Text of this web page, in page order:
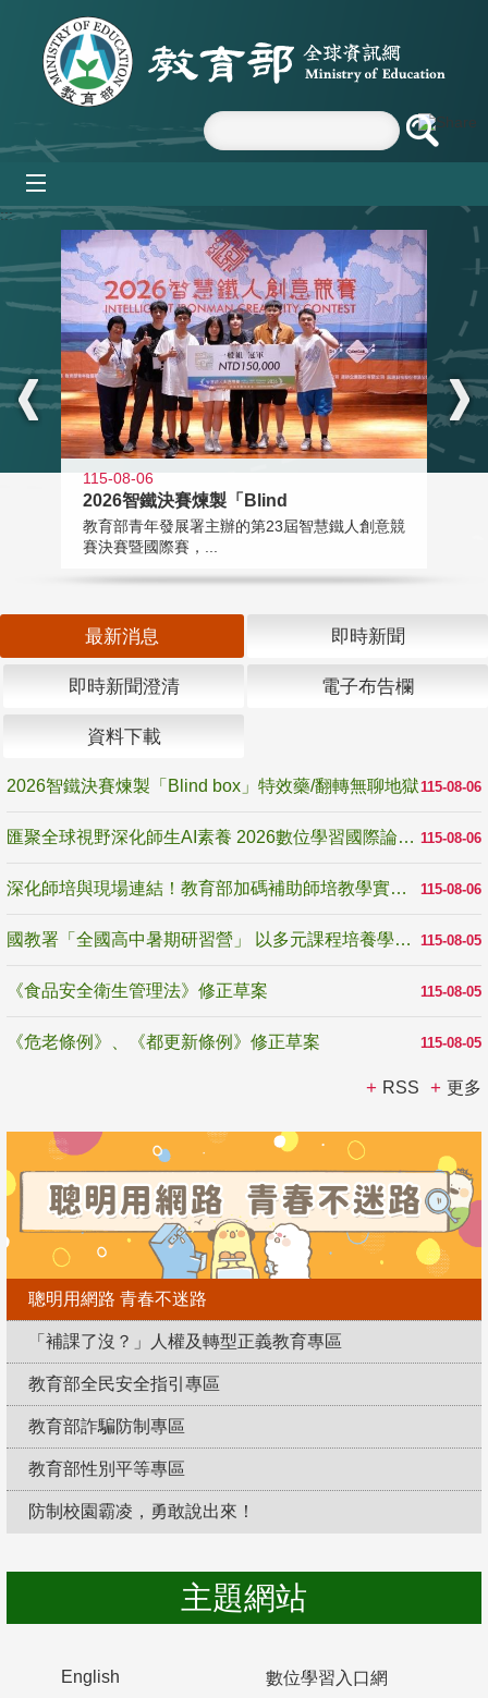
跳到主要內容區塊
:::
115-08-06
2026智鐵決賽煉製「Blind
教育部青年發展署主辦的第23屆智慧鐵人創意競
賽決賽暨國際賽，...
最新消息 即時新聞
即時新聞澄清 電子布告欄
資料下載
115-08-06
2026智鐵決賽煉製「Blind box」特效藥/翻轉無聊地獄
115-08-06
匯聚全球視野深化師生AI素養 2026數位學習國際論壇高雄登場
115-08-06
深化師培與現場連結！教育部加碼補助師培教學實踐研究 10月師培國際研討會交流教學實踐經驗
115-08-05
國教署「全國高中暑期研習營」 以多元課程培養學生瞭解誠信專業與倫理價值
115-08-05
《食品安全衛生管理法》修正草案
115-08-05
《危老條例》、《都更新條例》修正草案
RSS 更多
聰明用網路 青春不迷路
「補課了沒？」人權及轉型正義教育專區
教育部全民安全指引專區
教育部詐騙防制專區
教育部性別平等專區
防制校園霸凌，勇敢說出來！
主題網站
English 數位學習入口網